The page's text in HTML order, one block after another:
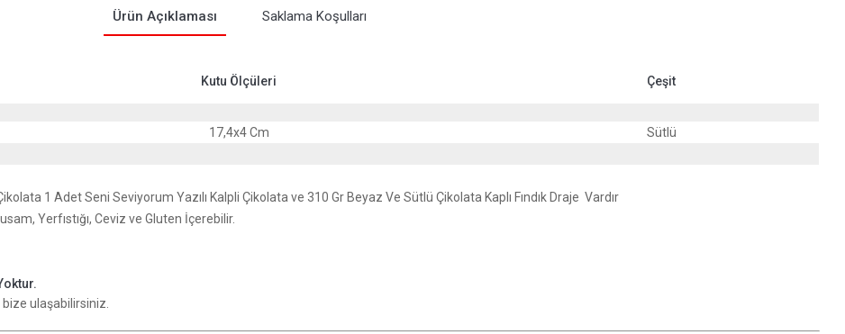
Ürün Açıklaması Saklama Koşulları
Kutu Ölçüleri Çeşit
17,4x4 Cm Sütlü
1 Adet Seni Seviyorum Yazılı Kalpli Çikolata ve 310 Gr Beyaz Ve Sütlü Çikolata Kaplı Fındık Draje Vardır
Yerfıstığı, Ceviz ve Gluten İçerebilir.
.
ulaşabilirsiniz.